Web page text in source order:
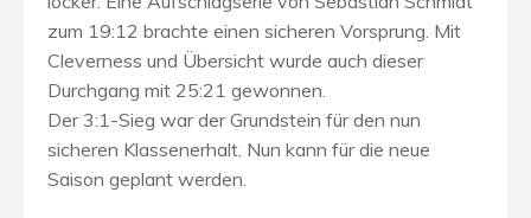
zum 19:12 brachte einen sicheren Vorsprung. Mit
Cleverness und Übersicht wurde auch dieser
Durchgang mit 25:21 gewonnen.
Der 3:1-Sieg war der Grundstein für den nun
sicheren Klassenerhalt. Nun kann für die neue
Saison geplant werden.